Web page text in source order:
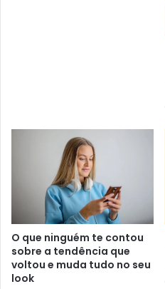
O que ninguém te contou
sobre a tendência que
voltou e muda tudo no seu
look